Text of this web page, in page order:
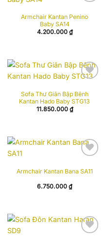
wishlist
Armchair Kantan Penino
Baby SA14
4.200.000 ₫
wishlist
Sofa Thư Giãn Bập Bênh
Kantan Hado Baby STG13
11.850.000 ₫
wishlist
Armchair Kantan Bana SA11
6.750.000 ₫